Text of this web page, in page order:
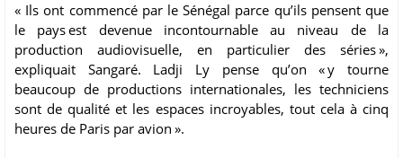
« Ils ont commencé par le Sénégal parce qu’ils pensent que
le pays est devenue incontournable au niveau de la
production audiovisuelle, en particulier des séries »,
expliquait Sangaré. Ladji Ly pense qu’on « y tourne
beaucoup de productions internationales, les techniciens
sont de qualité et les espaces incroyables, tout cela à cinq
heures de Paris par avion ».